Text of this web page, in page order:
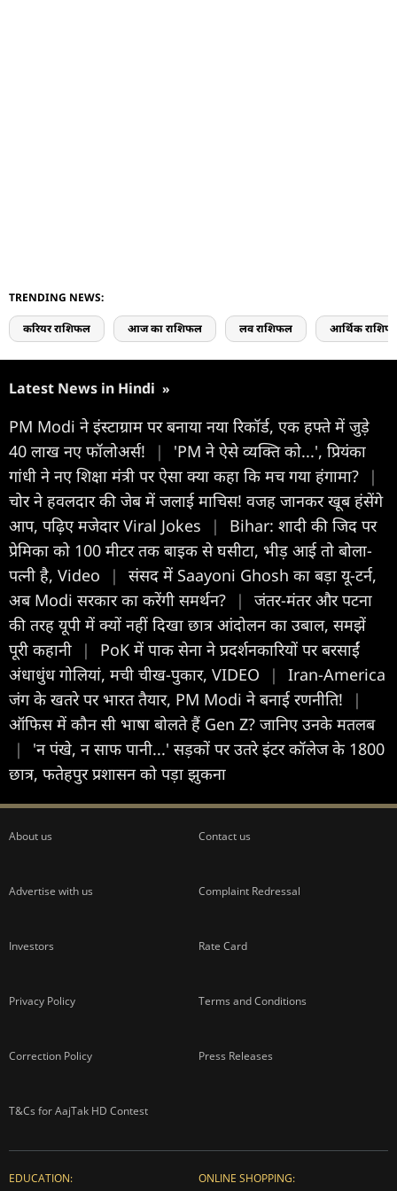
TRENDING NEWS:
करियर राशिफल आज का राशिफल लव राशिफल आर्थिक
Latest News in Hindi »
PM Modi ने इंस्टाग्राम पर बनाया नया रिकॉर्ड, एक हफ्ते में जुड़े
40 लाख नए फॉलोअर्स!
|
'PM ने ऐसे व्यक्ति को...', प्रियंका
गांधी ने नए शिक्षा मंत्री पर ऐसा क्या कहा कि मच गया हंगामा?
|
चोर ने हवलदार की जेब में जलाई माचिस! वजह जानकर खूब हंसेंगे
आप, पढ़िए मजेदार Viral Jokes
|
Bihar: शादी की जिद पर
प्रेमिका को 100 मीटर तक बाइक से घसीटा, भीड़ आई तो बोला-
पत्नी है, Video
|
संसद में Saayoni Ghosh का बड़ा यू-टर्न,
अब Modi सरकार का करेंगी समर्थन?
|
जंतर-मंतर और पटना
की तरह यूपी में क्यों नहीं दिखा छात्र आंदोलन का उबाल, समझें
पूरी कहानी
|
PoK में पाक सेना ने प्रदर्शनकारियों पर बरसाईं
अंधाधुंध गोलियां, मची चीख-पुकार, VIDEO
|
Iran-America
जंग के खतरे पर भारत तैयार, PM Modi ने बनाई रणनीति!
|
ऑफिस में कौन सी भाषा बोलते हैं Gen Z? जानिए उनके मतलब
|
'न पंखे, न साफ पानी...' सड़कों पर उतरे इंटर कॉलेज के 1800
छात्र, फतेहपुर प्रशासन को पड़ा झुकना
About us Contact us
Advertise with us Complaint Redressal
Investors Rate Card
Privacy Policy Terms and Conditions
Correction Policy Press Releases
T&Cs for AajTak HD Contest
EDUCATION: ONLINE SHOPPING: